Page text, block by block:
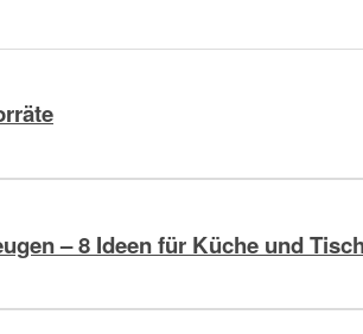
– 8 Ideen für Küche und